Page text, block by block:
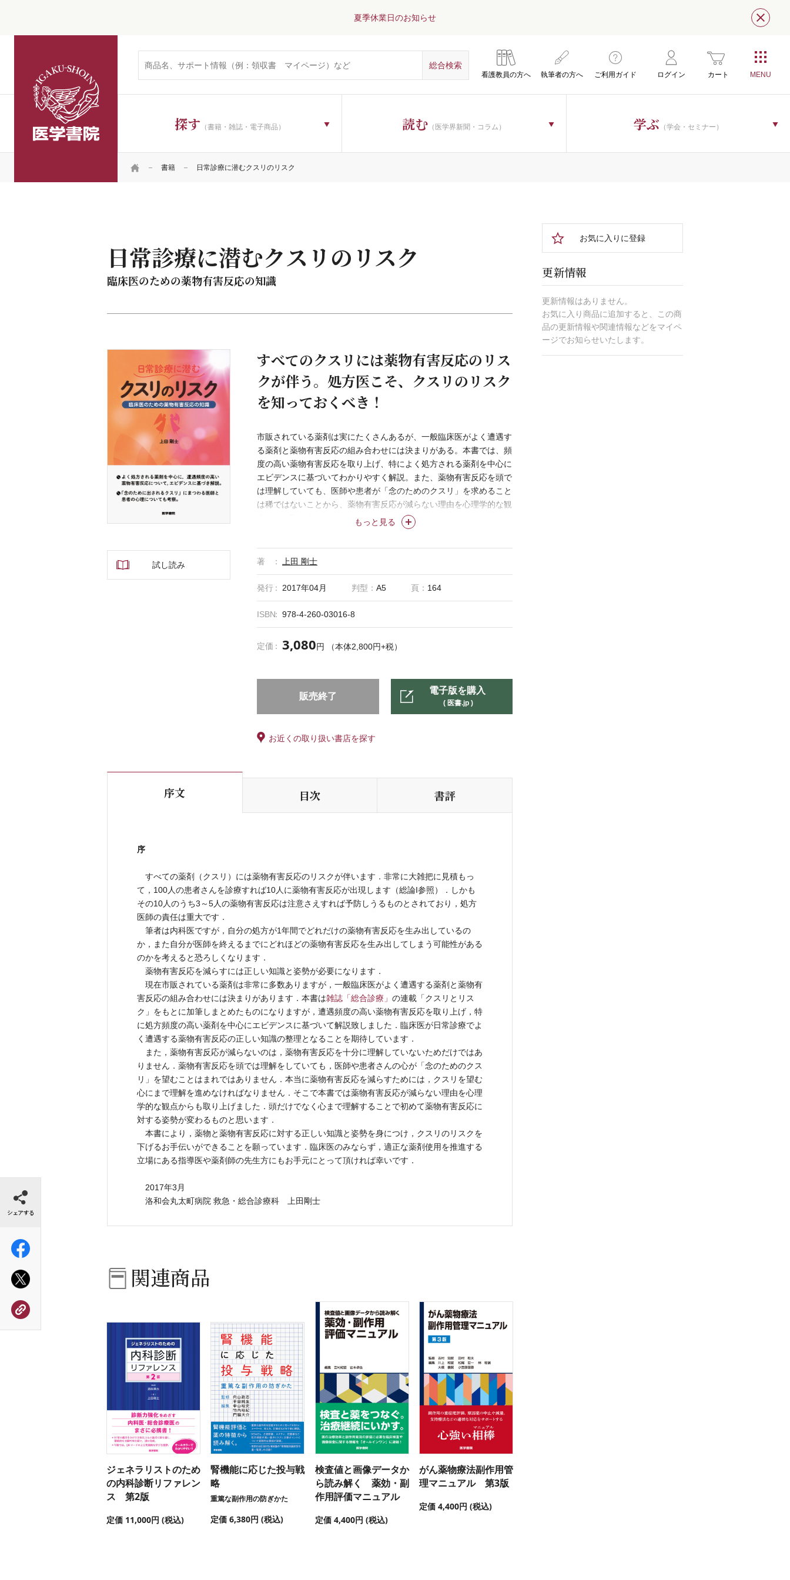
夏季休業日のお知らせ 閉じ
看護教員の方へ 執筆者の方へ ご利用ガイド ログイン カート
探す （書籍・雑誌・電子商品） 読む （医学界新聞・コラム） 学ぶ （学会・セミナー）
HOME 書籍 日常診療に潜むクスリのリスク
日常診療に潜むクスリのリスク
臨床医のための薬物有害反応の知識
試し読み
すべてのクスリには薬物有害反応のリス
クが伴う。処方医こそ、クスリのリスク
を知っておくべき！
もっと見る
市販されている薬剤は実にたくさんあるが、一般臨床医がよく遭遇す
る薬剤と薬物有害反応の組み合わせには決まりがある。本書では、頻
度の高い薬物有害反応を取り上げ、特によく処方される薬剤を中心に
エビデンスに基づいてわかりやすく解説。また、薬物有害反応を頭で
は理解していても、医師や患者が「念のためのクスリ」を求めること
は稀ではないことから、薬物有害反応が減らない理由を心理学的な観
著 上田 剛士
発行 2017年04月 判型： A5 頁： 164
ISBN 978-4-260-03016-8
定価 3,080円 （本体2,800円+税）
販売終了
電子版を購入
( 医書.jp )
お近くの取り扱い書店を探す
序文 目次 書評
序
すべての薬剤（クスリ）には薬物有害反応のリスクが伴います．非常に大雑把に見積もっ
て，100人の患者さんを診療すれば10人に薬物有害反応が出現します（総論I参照）．しかも
その10人のうち3～5人の薬物有害反応は注意さえすれば予防しうるものとされており，処方
医師の責任は重大です．
筆者は内科医ですが，自分の処方が1年間でどれだけの薬物有害反応を生み出しているの
か，また自分が医師を終えるまでにどれほどの薬物有害反応を生み出してしまう可能性がある
のかを考えると恐ろしくなります．
薬物有害反応を減らすには正しい知識と姿勢が必要になります．
現在市販されている薬剤は非常に多数ありますが，一般臨床医がよく遭遇する薬剤と薬物有
害反応の組み合わせには決まりがあります．本書は雑誌「総合診療」 の連載「クスリとリス
ク」をもとに加筆しまとめたものになりますが，遭遇頻度の高い薬物有害反応を取り上げ，特
に処方頻度の高い薬剤を中心にエビデンスに基づいて解説致しました．臨床医が日常診療でよ
く遭遇する薬物有害反応の正しい知識の整理となることを期待しています．
また，薬物有害反応が減らないのは，薬物有害反応を十分に理解していないためだけではあ
りません．薬物有害反応を頭では理解をしていても，医師や患者さんの心が「念のためのクス
リ」を望むことはまれではありません．本当に薬物有害反応を減らすためには，クスリを望む
心にまで理解を進めなければなりません．そこで本書では薬物有害反応が減らない理由を心理
学的な観点からも取り上げました．頭だけでなく心まで理解することで初めて薬物有害反応に
対する姿勢が変わるものと思います．
本書により，薬物と薬物有害反応に対する正しい知識と姿勢を身につけ，クスリのリスクを
下げるお手伝いができることを願っています．臨床医のみならず，適正な薬剤使用を推進する
立場にある指導医や薬剤師の先生方にもお手元にとって頂ければ幸いです．
2017年3月
洛和会丸太町病院 救急・総合診療科 上田剛士
関連商品
ジェネラリストのため
の内科診断リファレン
ス 第2版
定価 11,000円 (税込)
腎機能に応じた投与戦
略
重篤な副作用の防ぎかた
定価 6,380円 (税込)
検査値と画像データか
ら読み解く 薬効・副
作用評価マニュアル
定価 4,400円 (税込)
がん薬物療法副作用管
理マニュアル 第3版
定価 4,400円 (税込)
お気に入りに登録
更新情報
更新情報はありません。
お気に入り商品に追加すると、この商
品の更新情報や関連情報などをマイペ
ージでお知らせいたします。